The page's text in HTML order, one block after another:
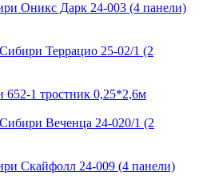
Оникс Дарк 24-003 (4 панели)
Террацио 25-02/1 (2
1 тростник 0,25*2,6м
Веченца 24-020/1 (2
Скайфолл 24-009 (4 панели)